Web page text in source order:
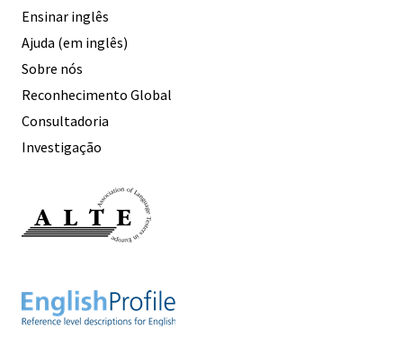
Ensinar inglês
Ajuda (em inglês)
Sobre nós
Reconhecimento Global
Consultadoria
Investigação